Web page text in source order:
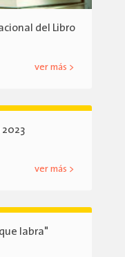
del Libro
ver más >
ver más >
labra"